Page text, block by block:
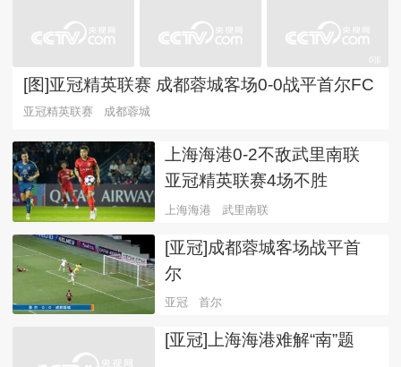
[图]亚冠精英联赛 成都蓉城客场0-0战平首尔FC
亚冠精英联赛 成都蓉城
上海海港0-2不敌武里南联
亚冠精英联赛4场不胜
上海海港 武里南联
[亚冠]成都蓉城客场战平首
尔
亚冠 首尔
[亚冠]上海海港难解“南”题